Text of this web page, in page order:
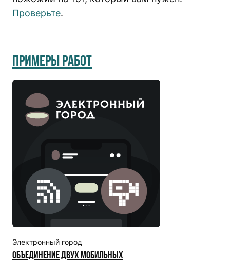
Проверьте.
Примеры работ
Электронный город
Объединение двух мобильных